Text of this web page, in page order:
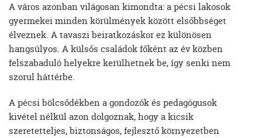
A város azonban világosan kimondta: a pécsi lakosok
gyermekei minden körülmények között elsőbbséget
élveznek. A tavaszi beiratkozáskor ez különösen
hangsúlyos. A külsős családok főként az év közben
felszabaduló helyekre kerülhetnek be, így senki nem
szorul háttérbe.
A pécsi bölcsődékben a gondozók és pedagógusok
kivétel nélkül azon dolgoznak, hogy a kicsik
szeretetteljes, biztonságos, fejlesztő környezetben